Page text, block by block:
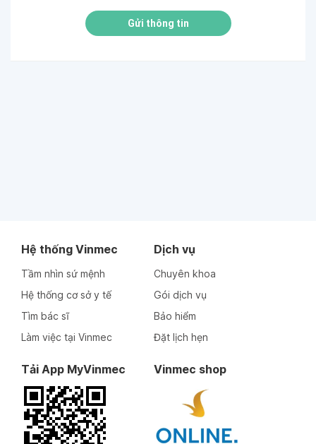
Gửi thông tin
Hệ thống Vinmec
Tầm nhìn sứ mệnh
Hệ thống cơ sở y tế
Tìm bác sĩ
Làm việc tại Vinmec
Dịch vụ
Chuyên khoa
Gói dịch vụ
Bảo hiểm
Đặt lịch hẹn
Tải App MyVinmec Vinmec shop